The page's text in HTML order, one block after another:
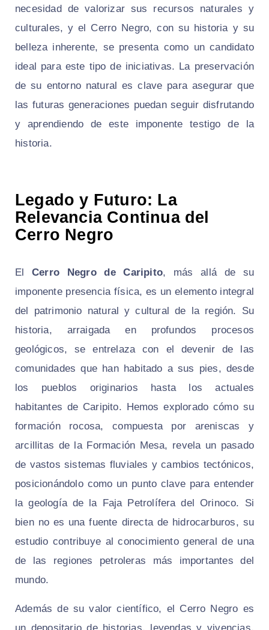
necesidad de valorizar sus recursos naturales y
culturales, y el Cerro Negro, con su historia y su
belleza inherente, se presenta como un candidato
ideal para este tipo de iniciativas. La preservación
de su entorno natural es clave para asegurar que
las futuras generaciones puedan seguir disfrutando
y aprendiendo de este imponente testigo de la
historia.
Legado y Futuro: La
Relevancia Continua del
Cerro Negro
ElCerro Negro de Caripito, más allá de su
imponente presencia física, es un elemento integral
del patrimonio natural y cultural de la región. Su
historia, arraigada en profundos procesos
geológicos, se entrelaza con el devenir de las
comunidades que han habitado a sus pies, desde
los pueblos originarios hasta los actuales
habitantes de Caripito. Hemos explorado cómo su
formación rocosa, compuesta por areniscas y
arcillitas de la Formación Mesa, revela un pasado
de vastos sistemas fluviales y cambios tectónicos,
posicionándolo como un punto clave para entender
la geología de la Faja Petrolífera del Orinoco. Si
bien no es una fuente directa de hidrocarburos, su
estudio contribuye al conocimiento general de una
de las regiones petroleras más importantes del
mundo.
Además de su valor científico, el Cerro Negro es